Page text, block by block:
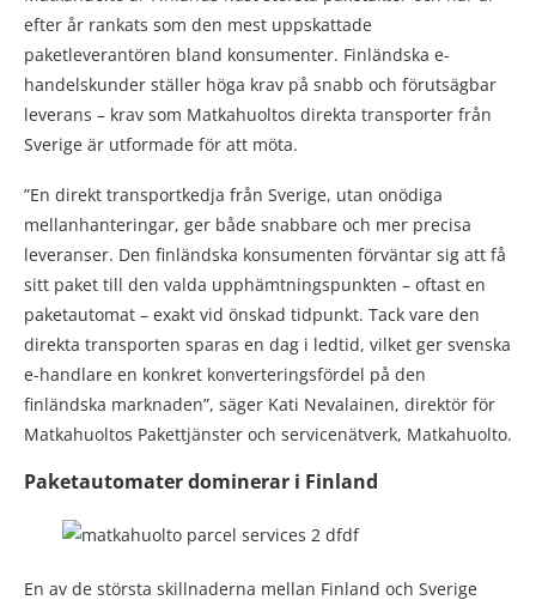
efter år rankats som den mest uppskattade
paketleverantören bland konsumenter. Finländska e-
handelskunder ställer höga krav på snabb och förutsägbar
leverans – krav som Matkahuoltos direkta transporter från
Sverige är utformade för att möta.
”En direkt transportkedja från Sverige, utan onödiga
mellanhanteringar, ger både snabbare och mer precisa
leveranser. Den finländska konsumenten förväntar sig att få
sitt paket till den valda upphämtningspunkten – oftast en
paketautomat – exakt vid önskad tidpunkt. Tack vare den
direkta transporten sparas en dag i ledtid, vilket ger svenska
e-handlare en konkret konverteringsfördel på den
finländska marknaden”, säger Kati Nevalainen, direktör för
Matkahuoltos Pakettjänster och servicenätverk, Matkahuolto.
Paketautomater dominerar i Finland
En av de största skillnaderna mellan Finland och Sverige